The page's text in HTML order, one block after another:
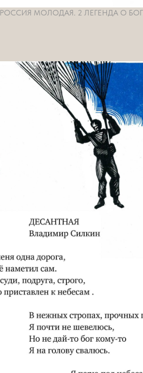
РОССИЯ МОЛОДАЯ. 2 ЛЕГЕНДА О